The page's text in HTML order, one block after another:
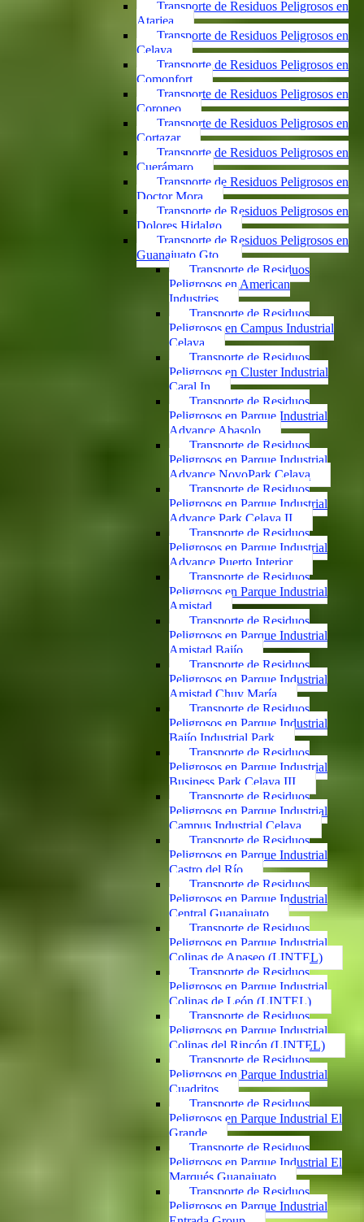
Transporte de Residuos Peligrosos en
Atarjea
Transporte de Residuos Peligrosos en
Celaya
Transporte de Residuos Peligrosos en
Comonfort
Transporte de Residuos Peligrosos en
Coroneo
Transporte de Residuos Peligrosos en
Cortazar
Transporte de Residuos Peligrosos en
Cuerámaro
Transporte de Residuos Peligrosos en
Doctor Mora
Transporte de Residuos Peligrosos en
Dolores Hidalgo
Transporte de Residuos Peligrosos en
Guanajuato Gto.
Transporte de Residuos
Peligrosos en American
Industries
Transporte de Residuos
Peligrosos en Campus Industrial
Celaya
Transporte de Residuos
Peligrosos en Cluster Industrial
Caral In
Transporte de Residuos
Peligrosos en Parque Industrial
Advance Abasolo
Transporte de Residuos
Peligrosos en Parque Industrial
Advance NovoPark Celaya
Transporte de Residuos
Peligrosos en Parque Industrial
Advance Park Celaya II
Transporte de Residuos
Peligrosos en Parque Industrial
Advance Puerto Interior
Transporte de Residuos
Peligrosos en Parque Industrial
Amistad
Transporte de Residuos
Peligrosos en Parque Industrial
Amistad Bajío
Transporte de Residuos
Peligrosos en Parque Industrial
Amistad Chuy María
Transporte de Residuos
Peligrosos en Parque Industrial
Bajío Industrial Park
Transporte de Residuos
Peligrosos en Parque Industrial
Business Park Celaya III
Transporte de Residuos
Peligrosos en Parque Industrial
Campus Industrial Celaya
Transporte de Residuos
Peligrosos en Parque Industrial
Castro del Río
Transporte de Residuos
Peligrosos en Parque Industrial
Central Guanajuato
Transporte de Residuos
Peligrosos en Parque Industrial
Colinas de Apaseo (LINTEL)
Transporte de Residuos
Peligrosos en Parque Industrial
Colinas de León (LINTEL)
Transporte de Residuos
Peligrosos en Parque Industrial
Colinas del Rincón (LINTEL)
Transporte de Residuos
Peligrosos en Parque Industrial
Cuadritos
Transporte de Residuos
Peligrosos en Parque Industrial El
Grande
Transporte de Residuos
Peligrosos en Parque Industrial El
Marqués Guanajuato
Transporte de Residuos
Peligrosos en Parque Industrial